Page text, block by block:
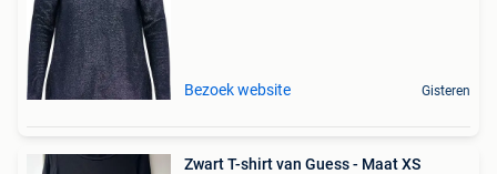
Bezoek website Gisteren
Zwart T-shirt van Guess - Maat XS